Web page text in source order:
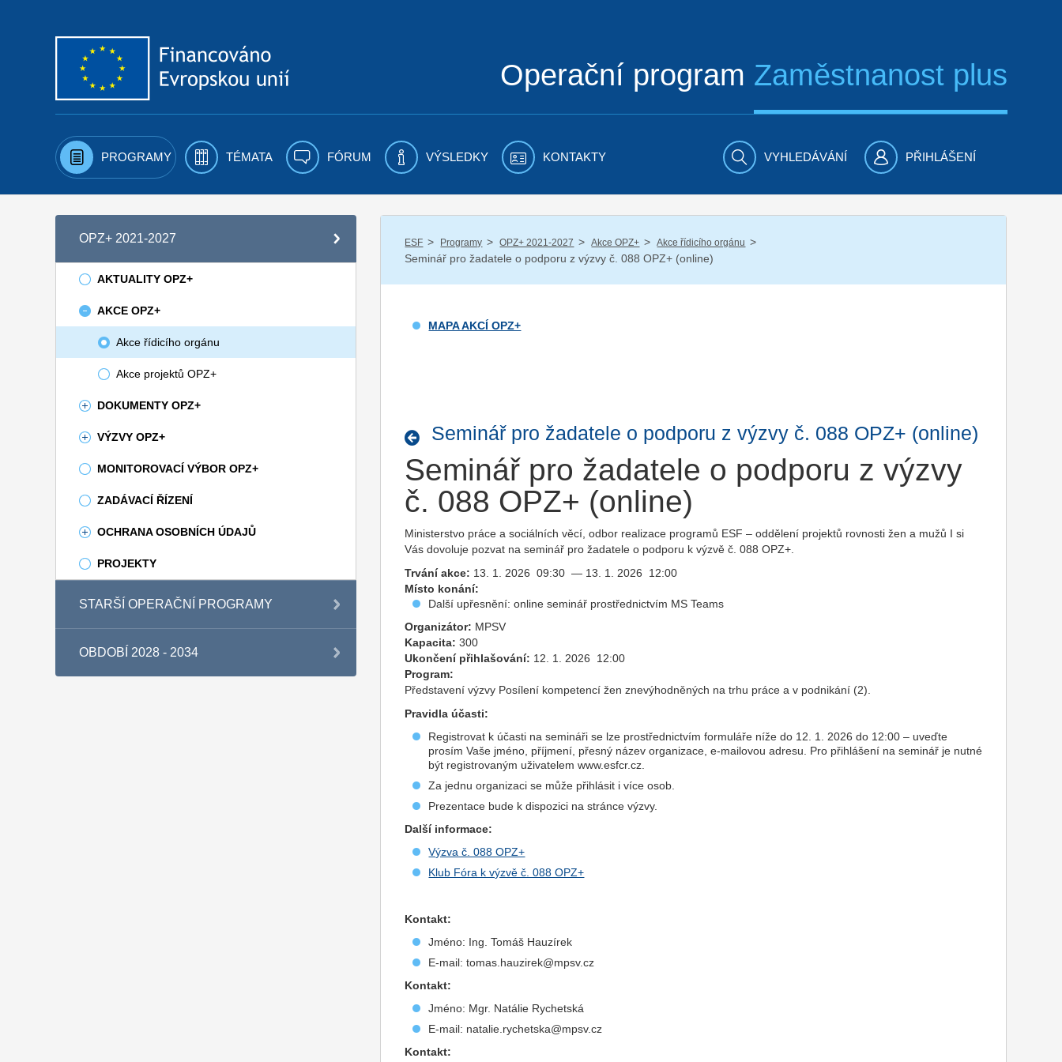
Operační program Zaměstnanost plus
PROGRAMY TÉMATA FÓRUM VÝSLEDKY KONTAKTY VYHLEDÁVÁNÍ PŘIHLÁŠENÍ
OPZ+ 2021-2027
AKTUALITY OPZ+
AKCE OPZ+
Akce řídicího orgánu
Akce projektů OPZ+
DOKUMENTY OPZ+
VÝZVY OPZ+
MONITOROVACÍ VÝBOR OPZ+
ZADÁVACÍ ŘÍZENÍ
OCHRANA OSOBNÍCH ÚDAJŮ
PROJEKTY
STARŠÍ OPERAČNÍ PROGRAMY
OBDOBÍ 2028 - 2034
ESF / Programy / OPZ+ 2021-2027 / Akce OPZ+ / Akce řídicího orgánu /
Seminář pro žadatele o podporu z výzvy č. 088 OPZ+ (online)
MAPA AKCÍ OPZ+
Seminář pro žadatele o podporu z výzvy č. 088 OPZ+ (online)
Seminář pro žadatele o podporu z výzvy
č. 088 OPZ+ (online)
Ministerstvo práce a sociálních věcí, odbor realizace programů ESF – oddělení projektů rovnosti žen a mužů I si
Vás dovoluje pozvat na seminář pro žadatele o podporu k výzvě č. 088 OPZ+.
Trvání akce: 13. 1. 2026 09:30 — 13. 1. 2026 12:00
Místo konání:
Další upřesnění: online seminář prostřednictvím MS Teams
Organizátor: MPSV
Kapacita: 300
Ukončení přihlašování: 12. 1. 2026 12:00
Program:
Představení výzvy Posílení kompetencí žen znevýhodněných na trhu práce a v podnikání (2).
Pravidla účasti:
Registrovat k účasti na semináři se lze prostřednictvím formuláře níže do 12. 1. 2026 do 12:00 – uveďte
prosím Vaše jméno, příjmení, přesný název organizace, e-mailovou adresu. Pro přihlášení na seminář je nutné
být registrovaným uživatelem www.esfcr.cz.
Za jednu organizaci se může přihlásit i více osob.
Prezentace bude k dispozici na stránce výzvy.
Další informace:
Výzva č. 088 OPZ+
Klub Fóra k výzvě č. 088 OPZ+
Kontakt:
Jméno: Ing. Tomáš Hauzírek
E-mail: tomas.hauzirek@mpsv.cz
Kontakt:
Jméno: Mgr. Natálie Rychetská
E-mail: natalie.rychetska@mpsv.cz
Kontakt: